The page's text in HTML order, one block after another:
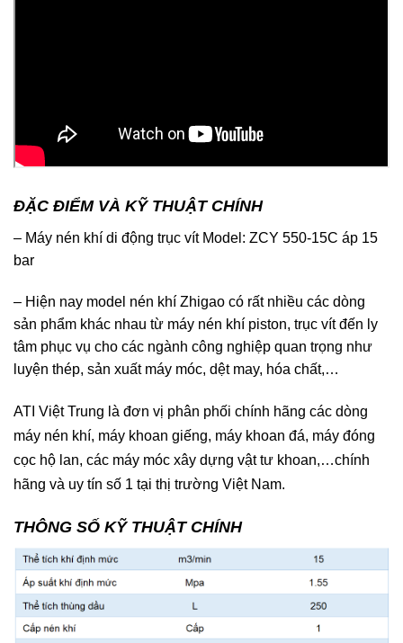
ĐẶC ĐIỂM VÀ KỸ THUẬT CHÍNH
– Máy nén khí di động trục vít Model: ZCY 550-15C áp 15
bar
– Hiện nay model nén khí Zhigao có rất nhiều các dòng
sản phẩm khác nhau từ máy nén khí piston, trục vít đến ly
tâm phục vụ cho các ngành công nghiệp quan trọng như
luyện thép, sản xuất máy móc, dệt may, hóa chất,…
ATI Việt Trung là đơn vị phân phối chính hãng các dòng
máy nén khí, máy khoan giếng, máy khoan đá, máy đóng
cọc hộ lan, các máy móc xây dựng vật tư khoan,…chính
hãng và uy tín số 1 tại thị trường Việt Nam.
THÔNG SỐ KỸ THUẬT CHÍNH